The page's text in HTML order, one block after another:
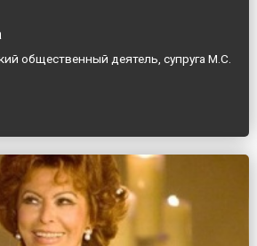
общественный деятель, супруга М.С.